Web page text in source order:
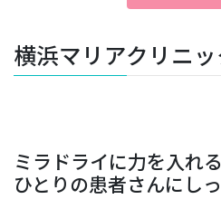
横浜マリアクリニッ
ミラドライに力を入れ
ひとりの患者さんにし